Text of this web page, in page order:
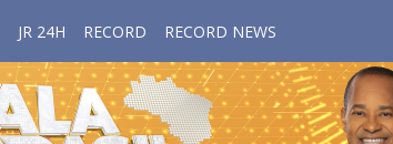
JR 24H RECORD RECORD NEWS